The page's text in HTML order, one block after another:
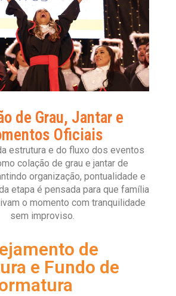
de Grau, Jantar e
Oficiais
estrutura e do fluxo dos eventos
colação de grau e jantar de
organização, pontualidade e
etapa é pensada para que família
o momento com tranquilidade
sem improviso.
de
e Fundo de